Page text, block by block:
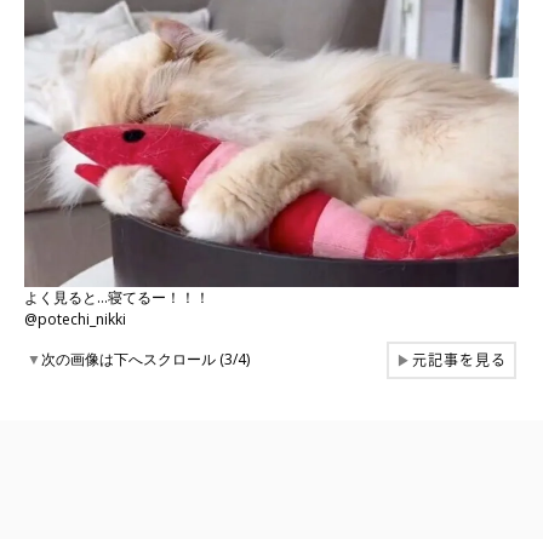
よく見ると…寝てるー！！！
@potechi_nikki
▼次の画像は下へスクロール (3/4) ▶元記事を見る